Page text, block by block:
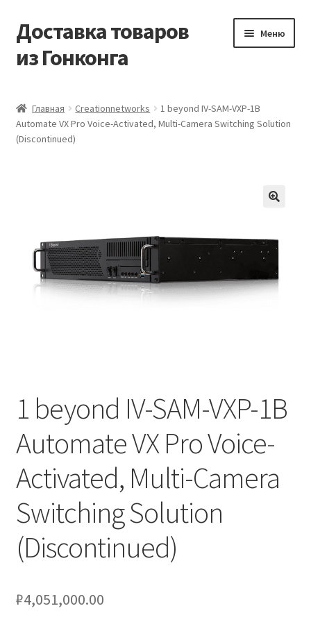
Перейти
к
навигации
Перейти
к
содержимому
Доставка товаров
из Гонконга
Меню
Контакты
Оптовый склад
Заправка кондиционеров
Монтаж и установка кондиционеров
Монтаж промышленных и полупромышленных
кондиционеров
Монтаж систем ВРВ
Главная Creationnetworks
1 beyond IV-SAM-VXP-1B
Automate VX Pro Voice-Activated, Multi-Camera Switching Solution
(Discontinued)
1 beyond IV-SAM-VXP-1B
Automate VX Pro Voice-
Activated, Multi-Camera
Switching Solution
(Discontinued)
₽4,051,000.00